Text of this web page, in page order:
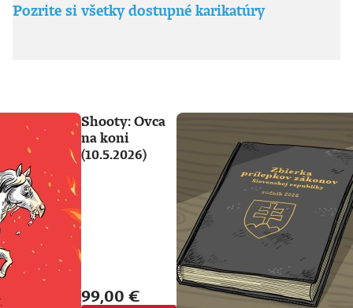
Pozrite si všetky dostupné karikatúry
Shooty: Ovca
na koni
(10.5.2026)
99,00 €